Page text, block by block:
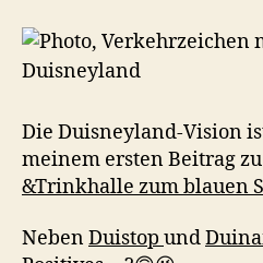
Die Duisneyland-Vision
meinem ersten Beitrag
&Trinkhalle zum blauen
NebenDuistop und